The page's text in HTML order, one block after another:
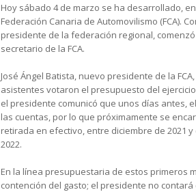
Hoy sábado 4 de marzo se ha desarrollado,
Federación Canaria de Automovilismo (FCA).
presidente de la federación regional,
secretario de la FCA.
José Ángel Batista, nuevo presidente de la
asistentes votaron el presupuesto del
el presidente comunicó que unos días antes,
las cuentas, por lo que próximamente se
retirada en efectivo, entre diciembre de 2021
2022.
En la línea presupuestaria de estos primeros
contención del gasto; el presidente no